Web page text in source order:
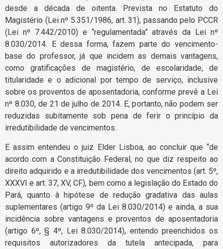
desde a década de oitenta. Prevista no Estatuto do
Magistério (Lei nº 5.351/1986, art. 31), passando pelo PCCR
(Lei nº 7.442/2010) e “regulamentada” através da Lei nº
8.030/2014. E dessa forma, fazem parte do vencimento-
base do professor, já que incidem as demais vantagens,
como gratificações de magistério, de escolaridade, de
titularidade e o adicional por tempo de serviço, inclusive
sobre os proventos de aposentadoria, conforme prevê a Lei
nº 8.030, de 21 de julho de 2014. E, portanto, não podem ser
reduzidas subitamente sob pena de ferir o princípio da
irredutibilidade de vencimentos.
E assim entendeu o juiz Elder Lisboa, ao concluir que “de
acordo com a Constituição Federal, no que diz respeito ao
direito adquirido e a irredutibilidade dos vencimentos (art. 5º,
XXXVI e art. 37, XV, CF), bem como a legislação do Estado do
Pará, quanto à hipótese de redução gradativa das aulas
suplementares (artigo 9º da Lei 8.030/2014) e ainda, a sua
incidência sobre vantagens e proventos de aposentadoria
(artigo 6º, § 4º, Lei 8.030/2014), entendo preenchidos os
requisitos autorizadores da tutela antecipada, para